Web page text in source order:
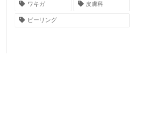
ワキガ 皮膚科
ピーリング